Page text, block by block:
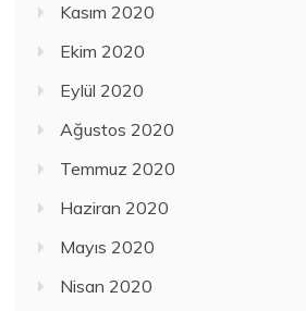
Kasım 2020
Ekim 2020
Eylül 2020
Ağustos 2020
Temmuz 2020
Haziran 2020
Mayıs 2020
Nisan 2020